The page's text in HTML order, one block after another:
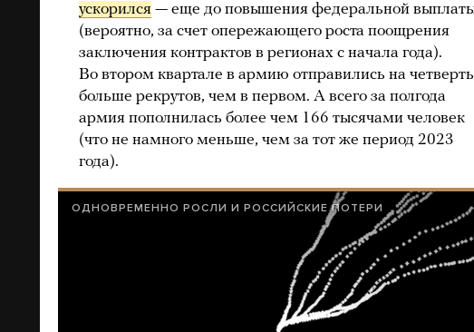
ускорился — еще до повышения федеральной
(вероятно, за счет опережающего роста поощрения
заключения контрактов в регионах с начала года).
Во втором квартале в армию отправились на четверть
больше рекрутов, чем в первом. А всего за полгода
армия пополнилась более чем 166 тысячами человек
(что не намного меньше, чем за тот же период 2023
года).
ОДНОВРЕМЕННО РОСЛИ И РОССИЙСКИЕ ПОТЕРИ